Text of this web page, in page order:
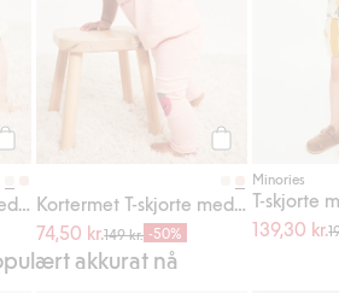
Legg til
Legg til
74,50 kr.149 kr. -50%
Minories
T-skjorte
139,30 kr.
akkurat nå